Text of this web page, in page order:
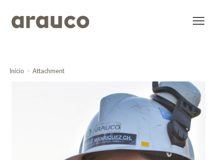
Inicio Attachment